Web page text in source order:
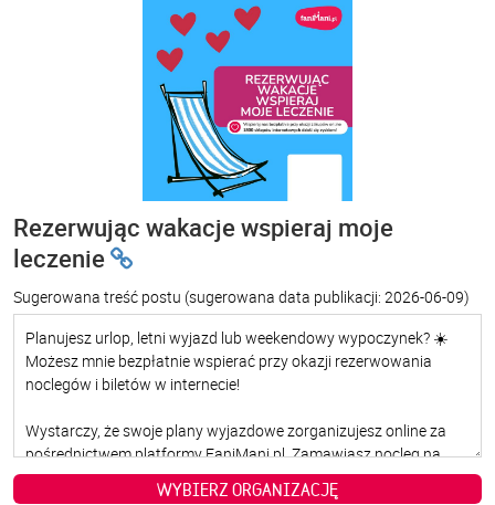
Rezerwując wakacje wspieraj moje
leczenie
Sugerowana treść postu (sugerowana data publikacji: 2026-06-09)
WYBIERZ ORGANIZACJĘ